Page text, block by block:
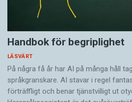
Handbok för begriplighet
LÄSVÄRT
På några få år har AI på många håll
språkgranskare. AI stavar i regel
förträffligt och benar tjänstvilligt ut